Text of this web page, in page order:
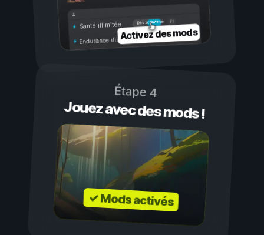
Activé
Désactivé
Santé illimitée
Endurance illimitéeActivez des mods
Étape 4
Jouez avec des mods !
✓ Mods activés